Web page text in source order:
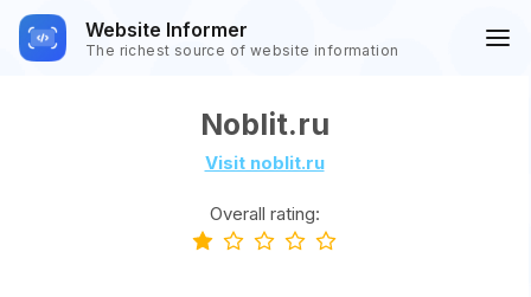
Website Informer
The richest source of website information
Noblit.ru
Visit noblit.ru
Overall rating: